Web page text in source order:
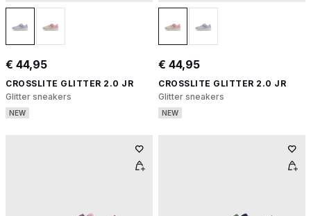
€ 44,95
CROSSLITE GLITTER 2.0 JR
Glitter sneakers
NEW
€ 44,95
CROSSLITE GLITTER 2.0 JR
Glitter sneakers
NEW